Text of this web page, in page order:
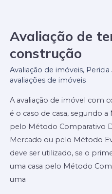
Avaliação de
construção
Avaliação de imóveis, Pericia
avaliações de imóveis
A avaliação de imóvel com
é o caso de casa, segundo a
pelo Método Comparativo
Mercado ou pelo Método
deve ser utilizado, se o
uma casa pelo Método
uma
Avaliação
terreno
com
construção